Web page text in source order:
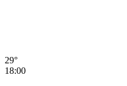
29°
18:00